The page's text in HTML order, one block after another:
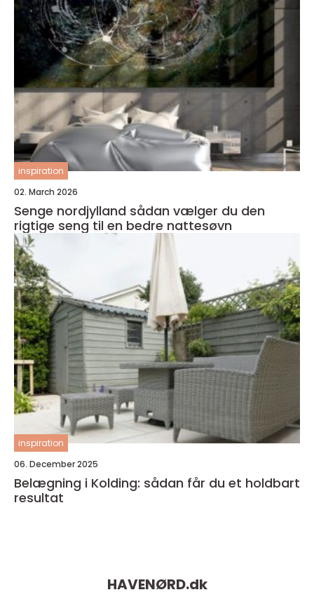
inspiration
02. March 2026
Senge nordjylland sådan vælger du den
rigtige seng til en bedre nattesøvn
inspiration
06. December 2025
Belægning i Kolding: sådan får du et holdbart
resultat
HAVENØRD.dk